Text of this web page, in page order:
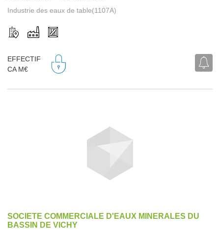
Industrie des eaux de table(1107A)
EFFECTIF
CA M€
SOCIETE COMMERCIALE D'EAUX MINERALES DU
BASSIN DE VICHY